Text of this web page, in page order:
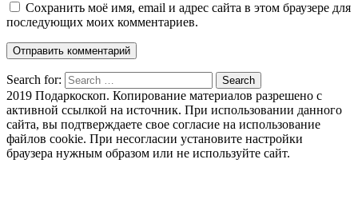
Сохранить моё имя, email и адрес сайта в этом браузере для
последующих моих комментариев.
Search for: Search
2019 Подаркоскоп. Копирование материалов разрешено с
активной ссылкой на источник. При использовании данного
сайта, вы подтверждаете свое согласие на использование
файлов cookie. При несогласии установите настройки
браузера нужным образом или не используйте сайт.